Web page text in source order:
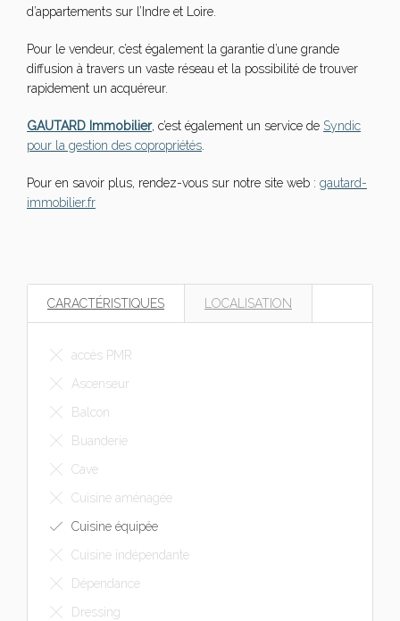
d’appartements sur l’Indre et Loire.
Pour le vendeur, c’est également la garantie d’une grande
diffusion à travers un vaste réseau et la possibilité de trouver
rapidement un acquéreur.
GAUTARD Immobilier, c’est également un service de Syndic
pour la gestion des copropriétés
Pour en savoir plus, rendez-vous sur notre site web : gautard-
immobilier.fr
CARACTÉRISTIQUES LOCALISATION
accès PMR
Ascenseur
Balcon
Buanderie
Cave
Cuisine aménagée
Cuisine équipée
Cuisine indépendante
Dépendance
Dressing